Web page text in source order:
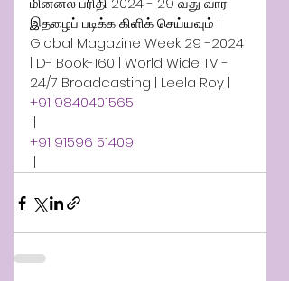
இதழைப் படிக்க கிளிக் செய்யவும் |
Global Magazine Week 29 -2024
| D- Book-160 | World Wide TV -
24/7 Broadcasting | Leela Roy |
+91 9840401565
|
+91 91596 51409
|